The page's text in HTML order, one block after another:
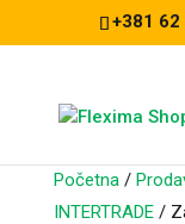
+381 62
Početna/
INTERTRADE/